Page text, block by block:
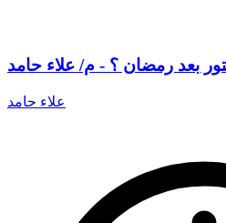
بعد رمضان ؟ - م/ علاء حامد
علاء حامد